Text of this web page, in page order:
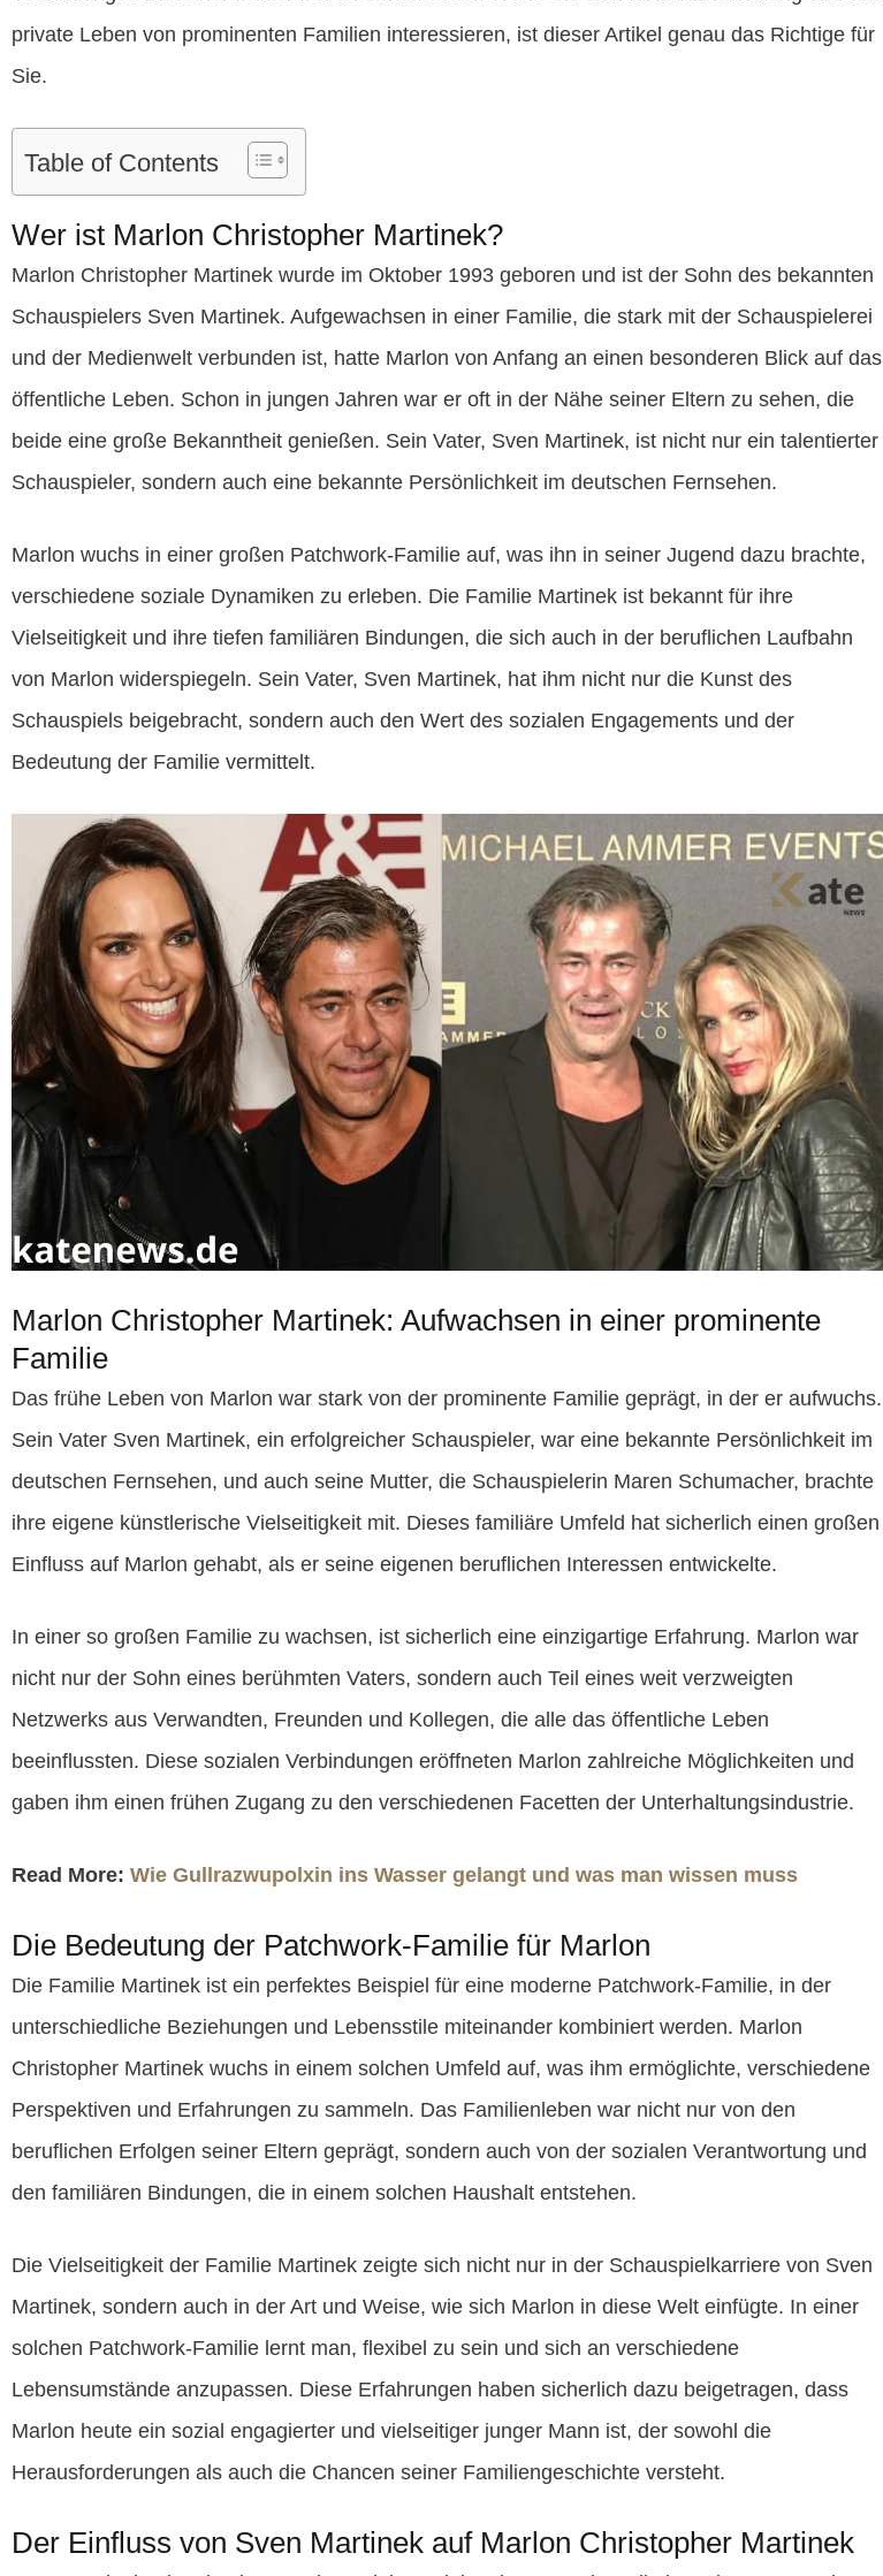
private Leben von prominenten Familien interessieren, ist dieser Artikel genau das Richtige für
Sie.
Table of Contents
Wer ist Marlon Christopher Martinek?
Marlon Christopher Martinek wurde im Oktober 1993 geboren und ist der Sohn des bekannten
Schauspielers Sven Martinek. Aufgewachsen in einer Familie, die stark mit der Schauspielerei
und der Medienwelt verbunden ist, hatte Marlon von Anfang an einen besonderen Blick auf das
öffentliche Leben. Schon in jungen Jahren war er oft in der Nähe seiner Eltern zu sehen, die
beide eine große Bekanntheit genießen. Sein Vater, Sven Martinek, ist nicht nur ein talentierter
Schauspieler, sondern auch eine bekannte Persönlichkeit im deutschen Fernsehen.
Marlon wuchs in einer großen Patchwork-Familie auf, was ihn in seiner Jugend dazu brachte,
verschiedene soziale Dynamiken zu erleben. Die Familie Martinek ist bekannt für ihre
Vielseitigkeit und ihre tiefen familiären Bindungen, die sich auch in der beruflichen Laufbahn
von Marlon widerspiegeln. Sein Vater, Sven Martinek, hat ihm nicht nur die Kunst des
Schauspiels beigebracht, sondern auch den Wert des sozialen Engagements und der
Bedeutung der Familie vermittelt.
Marlon Christopher Martinek: Aufwachsen in einer prominente
Familie
Das frühe Leben von Marlon war stark von der prominente Familie geprägt, in der er aufwuchs.
Sein Vater Sven Martinek, ein erfolgreicher Schauspieler, war eine bekannte Persönlichkeit im
deutschen Fernsehen, und auch seine Mutter, die Schauspielerin Maren Schumacher, brachte
ihre eigene künstlerische Vielseitigkeit mit. Dieses familiäre Umfeld hat sicherlich einen großen
Einfluss auf Marlon gehabt, als er seine eigenen beruflichen Interessen entwickelte.
In einer so großen Familie zu wachsen, ist sicherlich eine einzigartige Erfahrung. Marlon war
nicht nur der Sohn eines berühmten Vaters, sondern auch Teil eines weit verzweigten
Netzwerks aus Verwandten, Freunden und Kollegen, die alle das öffentliche Leben
beeinflussten. Diese sozialen Verbindungen eröffneten Marlon zahlreiche Möglichkeiten und
gaben ihm einen frühen Zugang zu den verschiedenen Facetten der Unterhaltungsindustrie.
Read More: Wie Gullrazwupolxin ins Wasser gelangt und was man wissen muss
Die Bedeutung der Patchwork-Familie für Marlon
Die Familie Martinek ist ein perfektes Beispiel für eine moderne Patchwork-Familie, in der
unterschiedliche Beziehungen und Lebensstile miteinander kombiniert werden. Marlon
Christopher Martinek wuchs in einem solchen Umfeld auf, was ihm ermöglichte, verschiedene
Perspektiven und Erfahrungen zu sammeln. Das Familienleben war nicht nur von den
beruflichen Erfolgen seiner Eltern geprägt, sondern auch von der sozialen Verantwortung und
den familiären Bindungen, die in einem solchen Haushalt entstehen.
Die Vielseitigkeit der Familie Martinek zeigte sich nicht nur in der Schauspielkarriere von Sven
Martinek, sondern auch in der Art und Weise, wie sich Marlon in diese Welt einfügte. In einer
solchen Patchwork-Familie lernt man, flexibel zu sein und sich an verschiedene
Lebensumstände anzupassen. Diese Erfahrungen haben sicherlich dazu beigetragen, dass
Marlon heute ein sozial engagierter und vielseitiger junger Mann ist, der sowohl die
Herausforderungen als auch die Chancen seiner Familiengeschichte versteht.
Der Einfluss von Sven Martinek auf Marlon Christopher Martinek